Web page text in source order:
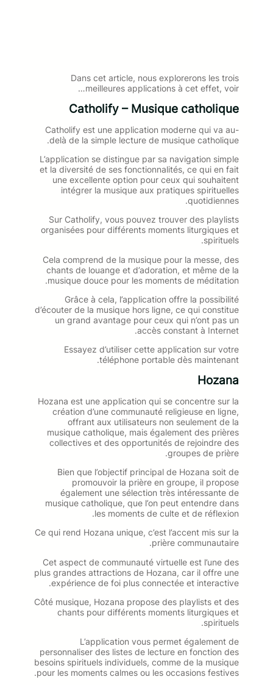
Dans cet article, nous explorerons les trois
meilleures applications à cet effet, voir…
Catholify – Musique catholique
Catholify est une application moderne qui va au-
delà de la simple lecture de musique catholique.
L’application se distingue par sa navigation simple
et la diversité de ses fonctionnalités, ce qui en fait
une excellente option pour ceux qui souhaitent
intégrer la musique aux pratiques spirituelles
quotidiennes.
Sur Catholify, vous pouvez trouver des playlists
organisées pour différents moments liturgiques et
spirituels.
Cela comprend de la musique pour la messe, des
chants de louange et d’adoration, et même de la
musique douce pour les moments de méditation.
Grâce à cela, l’application offre la possibilité
d’écouter de la musique hors ligne, ce qui constitue
un grand avantage pour ceux qui n’ont pas un
accès constant à Internet.
Essayez d’utiliser cette application sur votre
téléphone portable dès maintenant.
Hozana
Hozana est une application qui se concentre sur la
création d’une communauté religieuse en ligne,
offrant aux utilisateurs non seulement de la
musique catholique, mais également des prières
collectives et des opportunités de rejoindre des
groupes de prière.
Bien que l’objectif principal de Hozana soit de
promouvoir la prière en groupe, il propose
également une sélection très intéressante de
musique catholique, que l’on peut entendre dans
les moments de culte et de réflexion.
Ce qui rend Hozana unique, c’est l’accent mis sur la
prière communautaire.
Cet aspect de communauté virtuelle est l’une des
plus grandes attractions de Hozana, car il offre une
expérience de foi plus connectée et interactive.
Côté musique, Hozana propose des playlists et des
chants pour différents moments liturgiques et
spirituels.
L’application vous permet également de
personnaliser des listes de lecture en fonction des
besoins spirituels individuels, comme de la musique
pour les moments calmes ou les occasions festives.